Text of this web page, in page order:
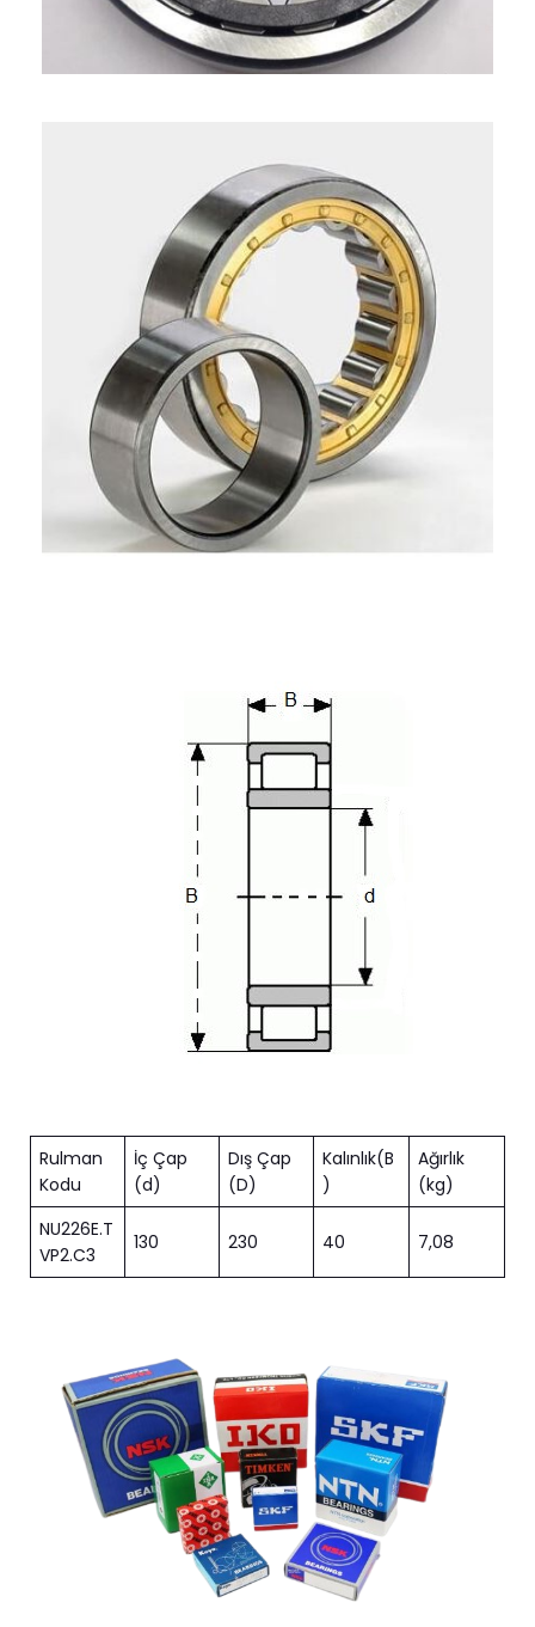
Rulman
Kodu
İç Çap
(d)
Dış Çap
(D)
Kalınlık(B
)
Ağırlık
(kg)
NU226E.T
VP2.C3
130 230 40 7,08